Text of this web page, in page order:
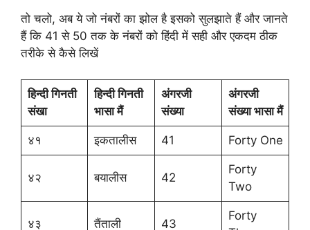
तो चलो, अब ये जो नंबरों का झोल है इसको सुलझाते हैं और जानते
हैं कि 41 से 50 तक के नंबरों को हिंदी में सही और एकदम ठीक
तरीके से कैसे लिखें
हिन्दी गिनती
संखा
हिन्दी गिनती
भासा मैं
अंगरजी
संख्या
अंगरजी
संख्या भासा मैं
४१ इकतालीस 41 Forty One
४२ बयालीस 42
Forty
Two
४३ तैंताली 43
Forty